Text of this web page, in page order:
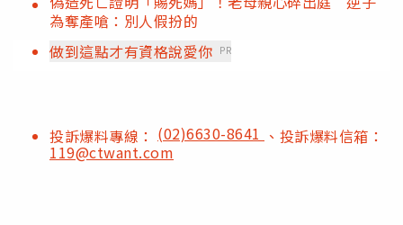
為奪產嗆：別人假扮的
做到這點才有資格說愛你 PR
投訴爆料專線： (02)6630-8641 、投訴爆料信箱：
119@ctwant.com